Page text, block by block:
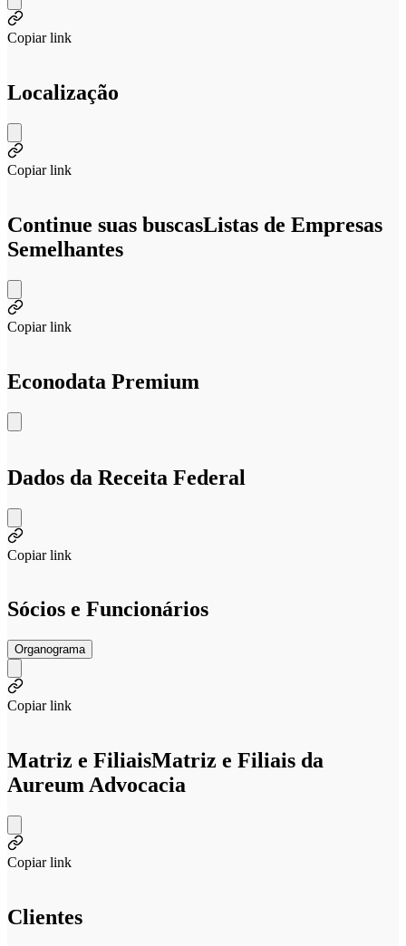
Copiar link
Localização
Copiar link
Continue suas buscasListas de Empresas
Semelhantes
Copiar link
Econodata Premium
Dados da Receita Federal
Copiar link
Sócios e Funcionários
Organograma
Copiar link
Matriz e FiliaisMatriz e Filiais da
Aureum Advocacia
Copiar link
Clientes